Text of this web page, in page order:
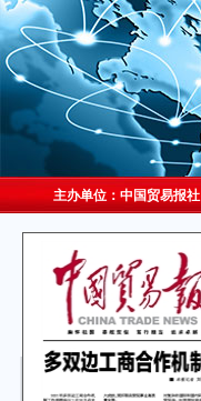
主办单位：中国贸易报社